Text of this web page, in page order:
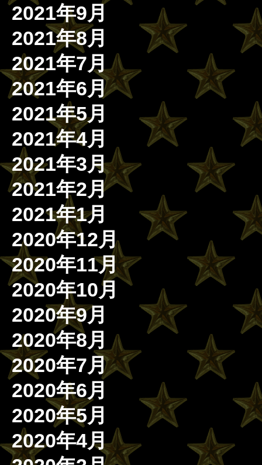
2021年9月
2021年8月
2021年7月
2021年6月
2021年5月
2021年4月
2021年3月
2021年2月
2021年1月
2020年12月
2020年11月
2020年10月
2020年9月
2020年8月
2020年7月
2020年6月
2020年5月
2020年4月